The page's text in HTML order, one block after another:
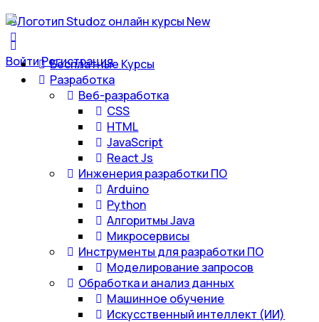
ВойтиРегистрация
Бесплатные Курсы
Разработка
Веб-разработка
CSS
HTML
JavaScript
React Js
Инженерия разработки ПО
Arduino
Python
Алгоритмы Java
Микросервисы
Инструменты для разработки ПО
Моделирование запросов
Обработка и анализ данных
Машинное обучение
Искусственный интеллект (ИИ)